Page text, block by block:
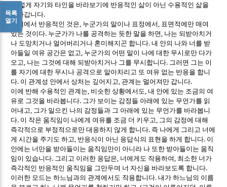
다 넓게 자기와 타인을 바라보기에 반응적인 삶이 아닌 수용적인 삶을
살아갑니다.
관계에서 반응적인 것은, 누군가의 말이나 표정에서 , 표면적에만 매여
있는 것이다. 누군가가 나를 공격하는 듯한 말을 하면 , 나는 되받아치거
나 도망치거나 얼어버리거나 혼미해지곤 합니다.내 안의 나와 너를 받
아들일 여유 공간은 없고 , 누군가의 어떤 말이 나에 대한 무시로만 다가
오고 , 나는 그것에 대해 되받아치거나 그를 무시합니다. 그러면 그는 이
를 자기에 대한 무시나 공격으로 알아차리고 또 여유 없는 반응을 합니
다. 이 관계성 안에서 상처는 깊어지고 , 관계는 멀어져만 갑니다.
이에 반해 수용적인 관계는, 비슷한 상황에서도 ,내 안에 있는 조금의 여
유로 그것을 바라봅니다. 그가 보이는 감정들 아래에 있는 무언가를 읽
어내고 , 그가 일으킨 나의 감정들과 그 아래에 있는 무언가를 바라봅니
다. 이 작은 움직임이 나에게 여유를 조금 더 키우고 , 그의 감정에 대해
즉각적으로 부정적으로만 대응하지 않게 합니다. 즉 나에게 그리고 너에
게 시간을 주기도 하고 , 반응식이 아닌 응답식의 표현을 하게 합니다. 이
안에는 너만을 받아들이는 움직임만이 아니라 나 또한 받아들이는 움직
임이 있습니다. 그리고 이러한 응답은, 너에게도 작용하여 , 최소한 너가
즉각적인 반응적인 움직임을 그만두며 너 자신을 바라보도록 합니다.
이러한 모드는 하느님과의 관계에서도 작용합니다.내가 하느님의 이름
목록
열기